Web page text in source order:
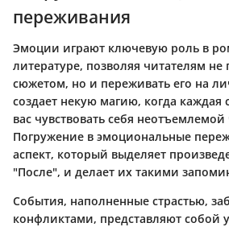
переживания
Эмоции играют ключевую роль в
литературе, позволяя читателям не
сюжетом, но и переживать его на
создает некую магию, когда каждая
вас чувствовать себя
Погружение в эмоциональные
аспект, который выделяет
"После", и делает их такими
События, наполненные страстью,
конфликтами, представляют собой